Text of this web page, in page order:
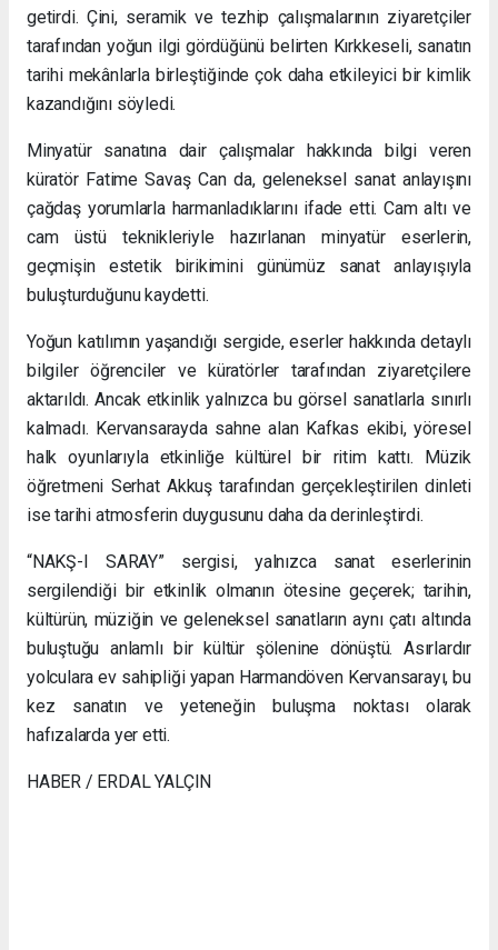
getirdi. Çini, seramik ve tezhip çalışmalarının ziyaretçiler
tarafından yoğun ilgi gördüğünü belirten Kırkkeseli, sanatın
tarihi mekânlarla birleştiğinde çok daha etkileyici bir kimlik
kazandığını söyledi.
Minyatür sanatına dair çalışmalar hakkında bilgi veren
küratör Fatime Savaş Can da, geleneksel sanat anlayışını
çağdaş yorumlarla harmanladıklarını ifade etti. Cam altı ve
cam üstü teknikleriyle hazırlanan minyatür eserlerin,
geçmişin estetik birikimini günümüz sanat anlayışıyla
buluşturduğunu kaydetti.
Yoğun katılımın yaşandığı sergide, eserler hakkında detaylı
bilgiler öğrenciler ve küratörler tarafından ziyaretçilere
aktarıldı. Ancak etkinlik yalnızca bu görsel sanatlarla sınırlı
kalmadı. Kervansarayda sahne alan Kafkas ekibi, yöresel
halk oyunlarıyla etkinliğe kültürel bir ritim kattı. Müzik
öğretmeni Serhat Akkuş tarafından gerçekleştirilen dinleti
ise tarihi atmosferin duygusunu daha da derinleştirdi.
“NAKŞ-I SARAY” sergisi, yalnızca sanat eserlerinin
sergilendiği bir etkinlik olmanın ötesine geçerek; tarihin,
kültürün, müziğin ve geleneksel sanatların aynı çatı altında
buluştuğu anlamlı bir kültür şölenine dönüştü. Asırlardır
yolculara ev sahipliği yapan Harmandöven Kervansarayı, bu
kez sanatın ve yeteneğin buluşma noktası olarak
hafızalarda yer etti.
HABER / ERDAL YALÇIN